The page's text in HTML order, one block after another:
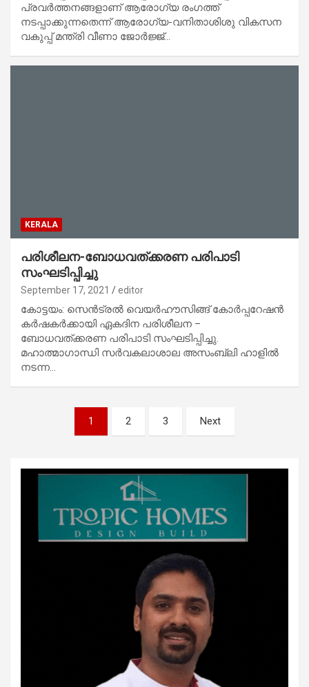
പ്രവർത്തനങ്ങളാണ് ആരോഗ്യ രംഗത്ത്
നടപ്പാക്കുന്നതെന്ന് ആരോഗ്യ-വനിതാശിശു വികസന
വകുപ്പ് മന്ത്രി വീണാ ജോർജ്ജ്…
KERALA
പരിശീലന-ബോധവത്ക്കരണ പരിപാടി
സംഘടിപ്പിച്ചു
September 17, 2021 editor
കോട്ടയം: സെൻട്രൽ വെയർഹൗസിങ്ങ് കോർപ്പറേഷൻ
കർഷകർക്കായി ഏകദിന പരിശീലന –
ബോധവത്ക്കരണ പരിപാടി സംഘടിപ്പിച്ചു.
മഹാത്മാഗാന്ധി സർവകലാശാല അസംബ്ലി ഹാളിൽ
നടന്ന…
pagination
1 2 3 Next